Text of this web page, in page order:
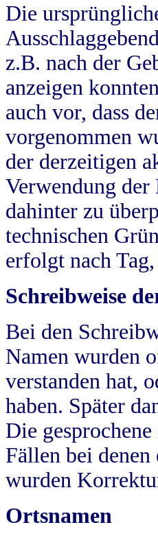
Die
z.B. nach der
anzeigen
auch vor, dass
vorgenommen
der derzeitigen
Verwendung
dahinter zu
technischen
erfolgt nach
Schreibweise
Bei den
Namen wurden
verstanden hat,
haben. Später
Die
Fällen bei
wurden
Ortsnamen